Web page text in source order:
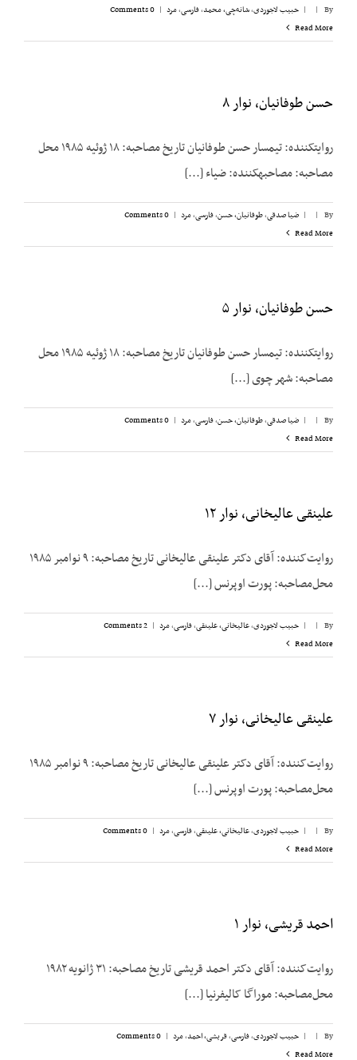
By
|
| حبیب لاجوردی,شانه‌چی، محمد,فارسی,مرد |
0 Comments
Read More
حسن طوفانیان، نوار ۸
روایت­کننده: تیمسار حسن طوفانیان تاریخ مصاحبه: ۱۸ ژوئیه ۱۹۸۵ محل
مصاحبه: مصاحبه­کننده: ضیاء [...]
By
|
| ضیا صدقی,طوفانیان، حسن,فارسی,مرد |
0 Comments
Read More
حسن طوفانیان، نوار ۵
روایت­کننده: تیمسار حسن طوفانیان تاریخ مصاحبه: ۱۸ ژوئیه ۱۹۸۵ محل
مصاحبه: شهر چوی [...]
By
|
| ضیا صدقی,طوفانیان، حسن,فارسی,مرد |
0 Comments
Read More
علینقی عالیخانی، نوار ۱۲
روایت‌کننده: آقای دکتر علینقی عالیخانی تاریخ مصاحبه: ۹ نوامبر ۱۹۸۵
محل‌مصاحبه: پورت اوپرنس [...]
By
|
| حبیب لاجوردی,عالیخانی، علینقی,فارسی,مرد |
2 Comments
Read More
علینقی عالیخانی، نوار ۷
روایت‌کننده: آقای دکتر علینقی عالیخانی تاریخ مصاحبه: ۹ نوامبر ۱۹۸۵
محل‌مصاحبه: پورت اوپرنس [...]
By
|
| حبیب لاجوردی,عالیخانی، علینقی,فارسی,مرد |
0 Comments
Read More
احمد قریشی، نوار ۱
روایت‌کننده: آقای دکتر احمد قریشی تاریخ مصاحبه: ۳۱ ژانویه ۱۹۸۲
محل‌مصاحبه: موراگا کالیفرنیا [...]
By
|
| حبیب لاجوردی,فارسی,قریشی، احمد,مرد |
0 Comments
Read More